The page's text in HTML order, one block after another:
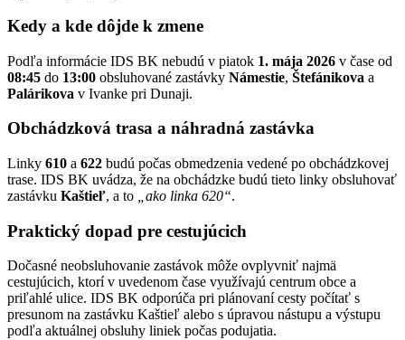
Kedy a kde dôjde k zmene
Podľa informácie IDS BK nebudú v piatok 1. mája 2026 v čase od
08:45 do 13:00 obsluhované zastávky Námestie, Štefánikova a
Palárikova v Ivanke pri Dunaji.
Obchádzková trasa a náhradná zastávka
Linky 610 a 622 budú počas obmedzenia vedené po obchádzkovej
trase. IDS BK uvádza, že na obchádzke budú tieto linky obsluhovať
zastávku Kaštieľ, a to „ako linka 620“.
Praktický dopad pre cestujúcich
Dočasné neobsluhovanie zastávok môže ovplyvniť najmä
cestujúcich, ktorí v uvedenom čase využívajú centrum obce a
priľahlé ulice. IDS BK odporúča pri plánovaní cesty počítať s
presunom na zastávku Kaštieľ alebo s úpravou nástupu a výstupu
podľa aktuálnej obsluhy liniek počas podujatia.